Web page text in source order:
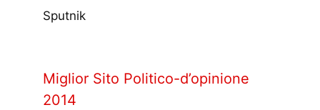
Sputnik
Miglior Sito Politico-d’opinione
2014